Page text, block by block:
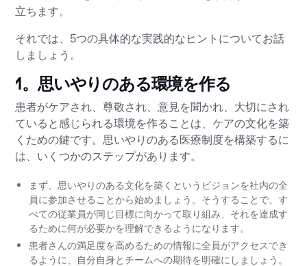
立ちます。
それでは、5つの具体的な実践的なヒントについてお話
しましょう。
1。思いやりのある環境を作る
患者がケアされ、尊敬され、意見を聞かれ、大切にされ
ていると感じられる環境を作ることは、ケアの文化を築
くための鍵です。思いやりのある医療制度を構築するに
は、いくつかのステップがあります。
まず、思いやりのある文化を築くというビジョンを社内の全
員に参加させることから始めましょう。そうすることで、す
べての従業員が同じ目標に向かって取り組み、それを達成す
るために何が必要かを理解できるようになります。
患者さんの満足度を高めるための情報に全員がアクセスでき
るように、自分自身とチームへの期待を明確にしましょう。